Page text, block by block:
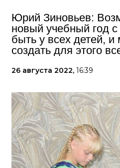
Юрий Зиновьев:
новый учебный год
быть у всех детей,
создать для этого
26 августа 2022, 16:39